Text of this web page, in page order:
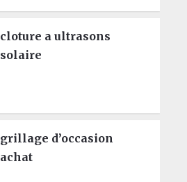
cloture a ultrasons
solaire
grillage d’occasion
achat